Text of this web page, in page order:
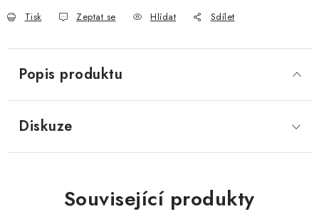
Tisk Zeptat se Hlídat Sdílet
Popis produktu
Diskuze
Související produkty